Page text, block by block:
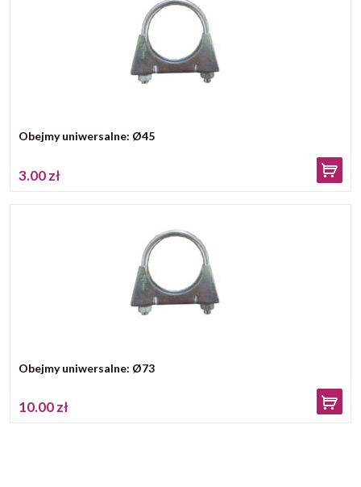
Obejmy uniwersalne: Ø45
3.00 zł
Obejmy uniwersalne: Ø73
10.00 zł